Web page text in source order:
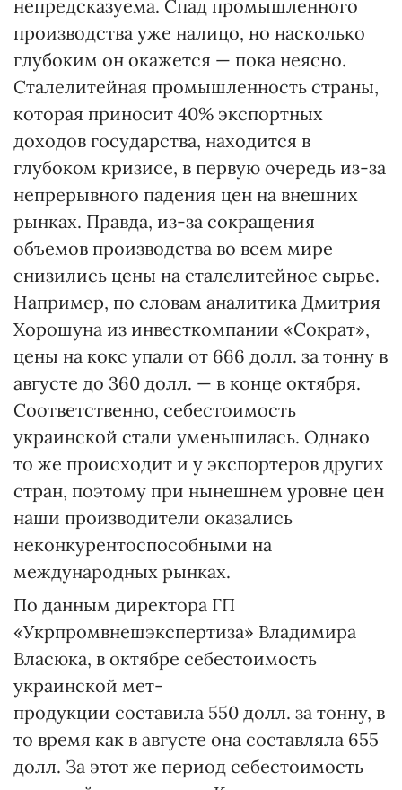
непредсказуема. Спад промышленного
производства уже налицо, но насколько
глубоким он окажется — пока неясно.
Сталелитейная промышленность страны,
которая приносит 40% экспортных
доходов государства, находится в
глубоком кризисе, в первую очередь из-за
непрерывного падения цен на внешних
рынках. Правда, из-за сокращения
объемов производства во всем мире
снизились цены на сталелитейное сырье.
Например, по словам аналитика Дмитрия
Хорошуна из инвесткомпании «Сократ»,
цены на кокс упали от 666 долл. за тонну в
августе до 360 долл. — в конце октября.
Соответственно, себестоимость
украинской стали уменьшилась. Однако
то же происходит и у экспортеров других
стран, поэтому при нынешнем уровне цен
наши производители оказались
неконкурентоспособными на
международных рынках.
По данным директора ГП
«Укрпромвнешэкспертиза» Владимира
Власюка, в октябре себестоимость
украинской мет-
продукции составила 550 долл. за тонну, в
то время как в августе она составляла 655
долл. За этот же период себестоимость